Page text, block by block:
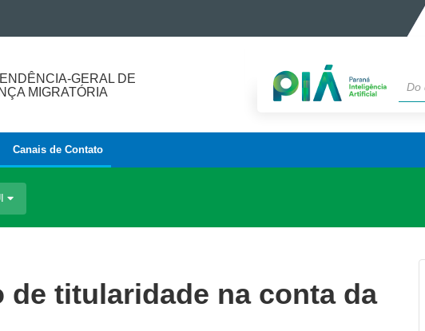
GERAL DE
MIGRATÓRIA
Canais de Contato
de titularidade na conta da